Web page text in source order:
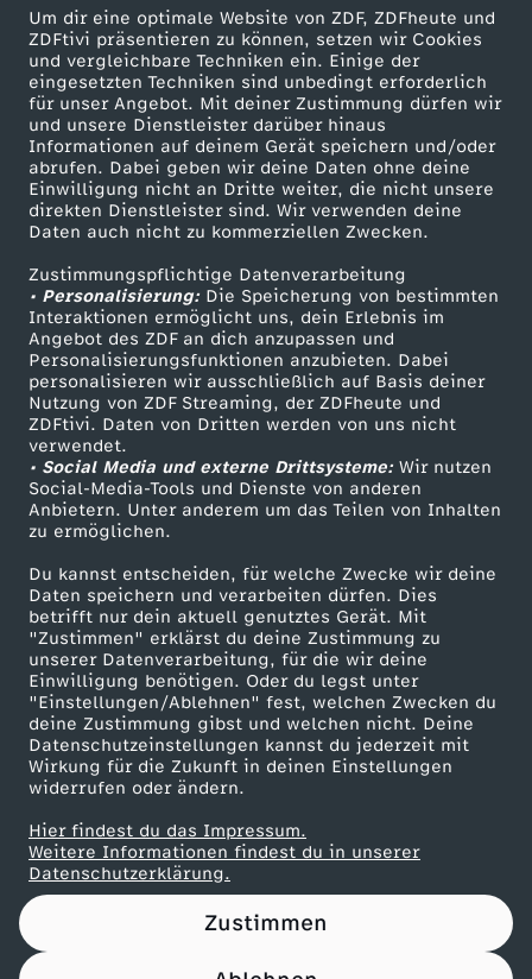
Um dir eine optimale Website von ZDF, ZDFheute und
ZDFtivi präsentieren zu können, setzen wir Cookies
und vergleichbare Techniken ein. Einige der
eingesetzten Techniken sind unbedingt erforderlich
für unser Angebot. Mit deiner Zustimmung dürfen wir
und unsere Dienstleister darüber hinaus
Informationen auf deinem Gerät speichern und/oder
abrufen. Dabei geben wir deine Daten ohne deine
Einwilligung nicht an Dritte weiter, die nicht unsere
direkten Dienstleister sind. Wir verwenden deine
Daten auch nicht zu kommerziellen Zwecken.
Zustimmungspflichtige Datenverarbeitung
• Personalisierung:Die Speicherung von bestimmten
Interaktionen ermöglicht uns, dein Erlebnis im
Angebot des ZDF an dich anzupassen und
Personalisierungsfunktionen anzubieten. Dabei
personalisieren wir ausschließlich auf Basis deiner
Nutzung von ZDF Streaming, der ZDFheute und
ZDFtivi. Daten von Dritten werden von uns nicht
verwendet.
• Social Media und externe Drittsysteme:Wir nutzen
Social-Media-Tools und Dienste von anderen
Anbietern. Unter anderem um das Teilen von Inhalten
zu ermöglichen.
Du kannst entscheiden, für welche Zwecke wir deine
Daten speichern und verarbeiten dürfen. Dies
betrifft nur dein aktuell genutztes Gerät. Mit
"Zustimmen" erklärst du deine Zustimmung zu
unserer Datenverarbeitung, für die wir deine
Einwilligung benötigen. Oder du legst unter
"Einstellungen/Ablehnen" fest, welchen Zwecken du
deine Zustimmung gibst und welchen nicht. Deine
Datenschutzeinstellungen kannst du jederzeit mit
Wirkung für die Zukunft in deinen Einstellungen
widerrufen oder ändern.
Hier findest du das Impressum.
Weitere Informationen findest du in unserer
Datenschutzerklärung.
Zustimmen
t
r
e
a
m
i
n
g
-
M
a
r
k
t
v
e
Mehr ZDF
ZDF-Apps
Smart TV
ZDFtext
Livestreams
Sendungen A-Z
TV-Programm
Service
ZDFmitreden
Kontakt zum ZDF
Tickets
Zuschauerservice
Hilfe
ZDF Unternehmen
Karriere
ZDF goes Schule
Werbefernsehen
Mainzelmännchen
Partner